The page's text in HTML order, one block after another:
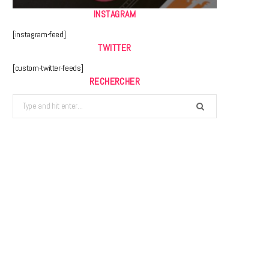
INSTAGRAM
[instagram-feed]
TWITTER
[custom-twitter-feeds]
RECHERCHER
Search
for: